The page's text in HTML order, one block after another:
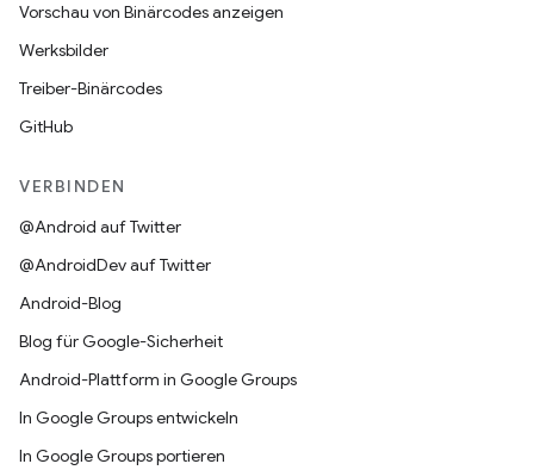
Vorschau von Binärcodes anzeigen
Werksbilder
Treiber-Binärcodes
GitHub
VERBINDEN
@Android auf Twitter
@AndroidDev auf Twitter
Android-Blog
Blog für Google-Sicherheit
Android-Plattform in Google Groups
In Google Groups entwickeln
In Google Groups portieren